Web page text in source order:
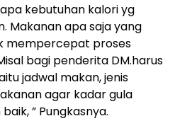
kebutuhan kalori yg
Makanan apa saja yang
mempercepat proses
bagi penderita DM.harus
jadwal makan, jenis
agar kadar gula
” Pungkasnya.